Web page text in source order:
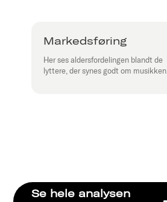
Markedsføring
Her ses aldersfordelingen blandt de
lyttere, der synes godt om musikken.
Se hele analysen